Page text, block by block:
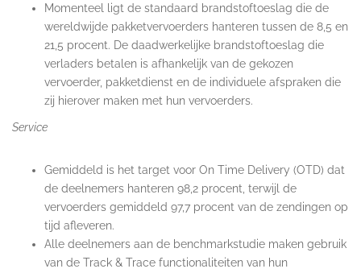
Momenteel ligt de standaard brandstoftoeslag die de
wereldwijde pakketvervoerders hanteren tussen de 8,5 en
21,5 procent. De daadwerkelijke brandstoftoeslag die
verladers betalen is afhankelijk van de gekozen
vervoerder, pakketdienst en de individuele afspraken die
zij hierover maken met hun vervoerders.
Service
Gemiddeld is het target voor On Time Delivery (OTD) dat
de deelnemers hanteren 98,2 procent, terwijl de
vervoerders gemiddeld 97,7 procent van de zendingen op
tijd afleveren.
Alle deelnemers aan de benchmarkstudie maken gebruik
van de Track & Trace functionaliteiten van hun